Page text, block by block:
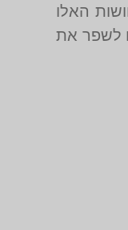
האלו
לשפר את